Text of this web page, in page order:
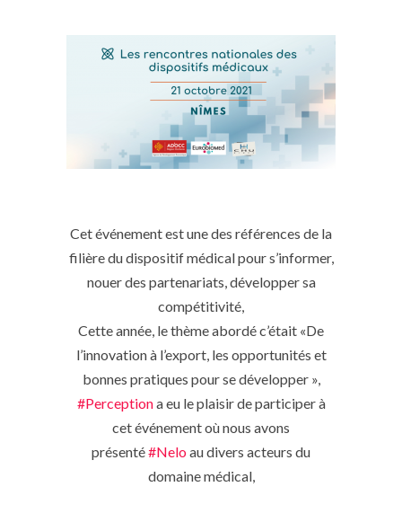
Cet événement est une des références de la
filière du dispositif médical pour s’informer,
nouer des partenariats, développer sa
compétitivité,
Cette année, le thème abordé c’était «De
l’innovation à l’export, les opportunités et
bonnes pratiques pour se développer »,
#Perceptiona eu le plaisir de participer à
cet événement où nous avons
présenté#Neloau divers acteurs du
domaine médical,